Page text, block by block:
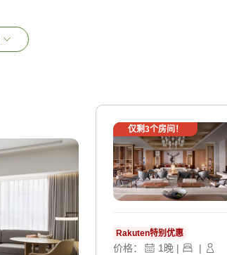
仅剩3个房间！
Rakuten特别优惠
价格： 1晚 | |